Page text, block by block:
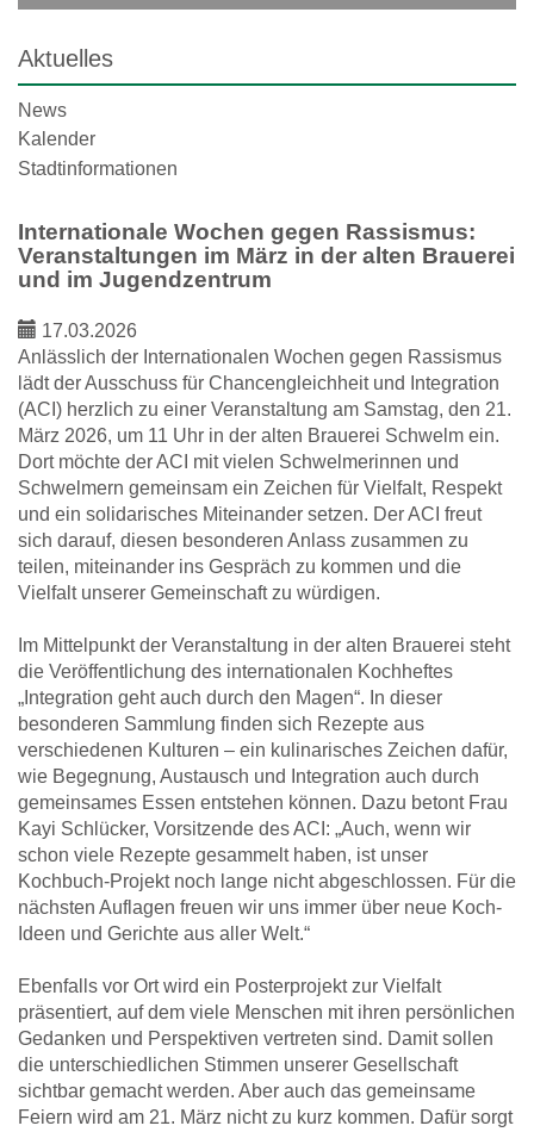
Aktuelles
News
Kalender
Stadtinformationen
Internationale Wochen gegen Rassismus:
Veranstaltungen im März in der alten Brauerei
und im Jugendzentrum
17.03.2026
Anlässlich der Internationalen Wochen gegen Rassismus
lädt der Ausschuss für Chancengleichheit und Integration
(ACI) herzlich zu einer Veranstaltung am Samstag, den 21.
März 2026, um 11 Uhr in der alten Brauerei Schwelm ein.
Dort möchte der ACI mit vielen Schwelmerinnen und
Schwelmern gemeinsam ein Zeichen für Vielfalt, Respekt
und ein solidarisches Miteinander setzen. Der ACI freut
sich darauf, diesen besonderen Anlass zusammen zu
teilen, miteinander ins Gespräch zu kommen und die
Vielfalt unserer Gemeinschaft zu würdigen.
Im Mittelpunkt der Veranstaltung in der alten Brauerei steht
die Veröffentlichung des internationalen Kochheftes
„Integration geht auch durch den Magen“. In dieser
besonderen Sammlung finden sich Rezepte aus
verschiedenen Kulturen – ein kulinarisches Zeichen dafür,
wie Begegnung, Austausch und Integration auch durch
gemeinsames Essen entstehen können. Dazu betont Frau
Kayi Schlücker, Vorsitzende des ACI: „Auch, wenn wir
schon viele Rezepte gesammelt haben, ist unser
Kochbuch-Projekt noch lange nicht abgeschlossen. Für die
nächsten Auflagen freuen wir uns immer über neue Koch-
Ideen und Gerichte aus aller Welt.“
Ebenfalls vor Ort wird ein Posterprojekt zur Vielfalt
präsentiert, auf dem viele Menschen mit ihren persönlichen
Gedanken und Perspektiven vertreten sind. Damit sollen
die unterschiedlichen Stimmen unserer Gesellschaft
sichtbar gemacht werden. Aber auch das gemeinsame
Feiern wird am 21. März nicht zu kurz kommen. Dafür sorgt